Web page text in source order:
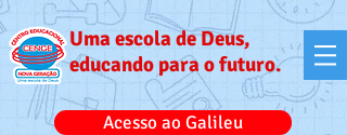
Uma escola de Deus,
educando para o futuro.
Acesso ao Galileu